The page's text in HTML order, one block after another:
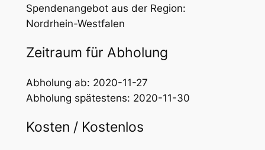
Spendenangebot aus der Region:
Nordrhein-Westfalen
Zeitraum für Abholung
Abholung ab: 2020-11-27
Abholung spätestens: 2020-11-30
Kosten / Kostenlos